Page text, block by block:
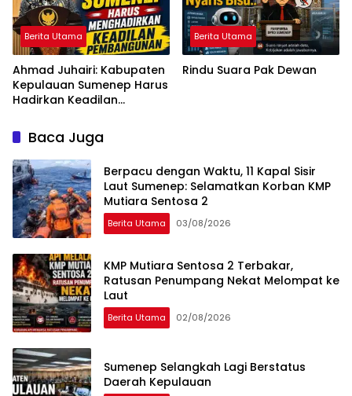
Berita Utama
Ahmad Juhairi: Kabupaten
Kepulauan Sumenep Harus
Hadirkan Keadilan
Sekadar Ganti Nama
Berita Utama
Rindu Suara Pak Dewan
Baca Juga
Berpacu dengan Waktu, 11 Kapal Sisir
Laut Sumenep: Selamatkan Korban KMP
Mutiara Sentosa 2
Berita Utama 03/08/2026
KMP Mutiara Sentosa 2 Terbakar,
Ratusan Penumpang Nekat Melompat ke
Laut
Berita Utama 02/08/2026
Sumenep Selangkah Lagi Berstatus
Daerah Kepulauan